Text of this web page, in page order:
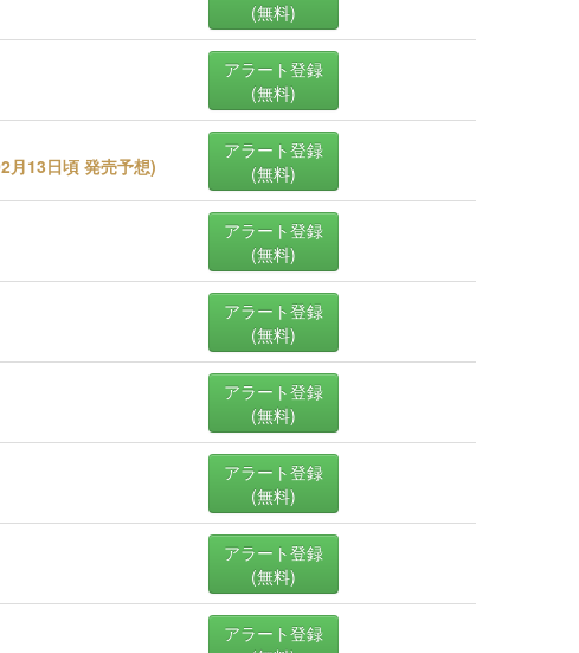
(無料)
アラート登録
(無料)
月13日頃 発売予想)
アラート登録
(無料)
アラート登録
(無料)
アラート登録
(無料)
アラート登録
(無料)
アラート登録
(無料)
アラート登録
(無料)
アラート登録